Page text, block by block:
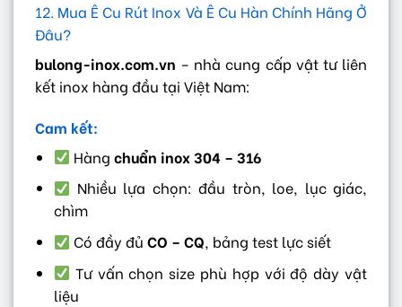
12. Mua Ê Cu Rút Inox Và Ê Cu Hàn Chính Hãng Ở
Đâu?
bulong-inox.com.vn – nhà cung cấp vật tư liên
kết inox hàng đầu tại Việt Nam:
Cam kết:
Hàngchuẩn inox 304 – 316
Nhiều lựa chọn: đầu tròn, loe, lục giác,
chìm
Có đầy đủCO – CQ, bảng test lực siết
Tư vấn chọn size phù hợp với độ dày vật
liệu